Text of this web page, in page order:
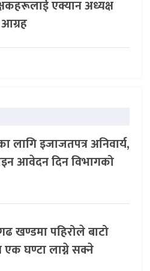
एक्यान अध्यक्ष
लागि इजाजतपत्र अनिवार्य,
आवेदन दिन विभागको
खण्डमा पहिरोले बाटो
एक घण्टा लाग्ने सक्ने